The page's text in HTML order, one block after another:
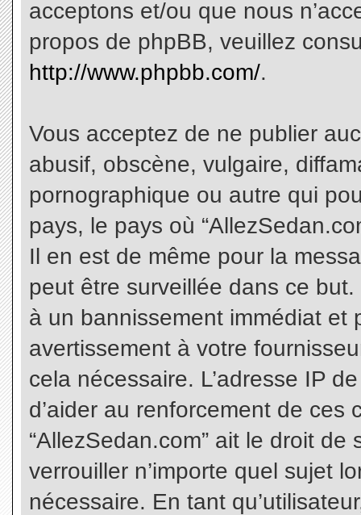
acceptons et/ou que nous
propos de phpBB, veuillez
http://www.phpbb.com/.
Vous acceptez de ne publier
abusif, obscène, vulgaire,
pornographique ou autre qui
pays, le pays où
Il en est de même pour la
peut être surveillée dans ce
à un bannissement immédiat et
avertissement à votre
cela nécessaire. L’adresse IP
d’aider au renforcement de
“AllezSedan.com” ait le droit de
verrouiller n’importe quel sujet
nécessaire. En tant